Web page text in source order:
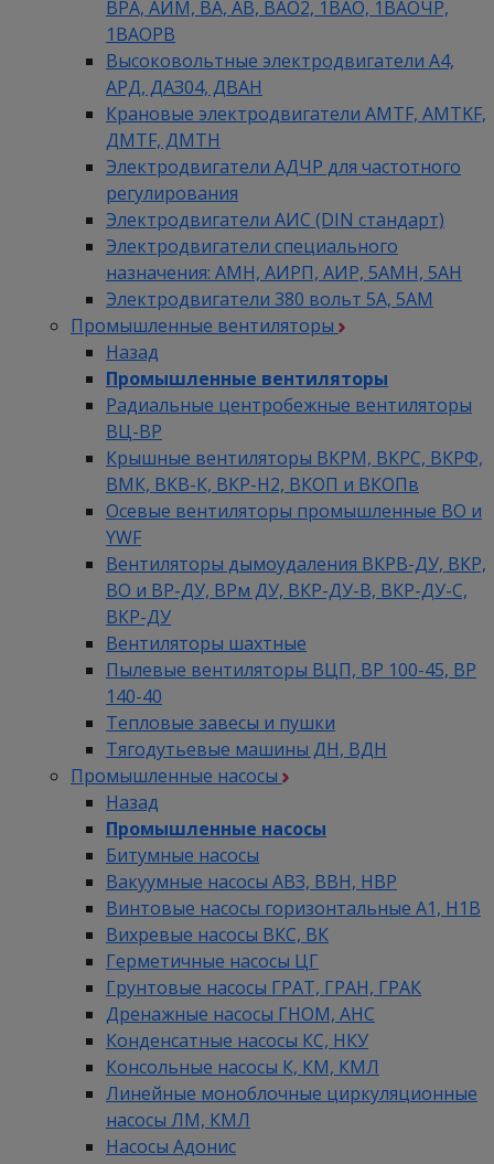
ВРА, АИМ, ВА, АВ, ВАO2, 1ВАО, 1ВАОЧР,
1ВАОРВ
Высоковольтные электродвигатели A4,
АРД, ДАЗ04, ДВАН
Крановые электродвигатели AMTF, AMTKF,
ДMTF, ДМТН
Электродвигатели АДЧР для частотного
регулирования
Электродвигатели АИС (DIN стандарт)
Электродвигатели специального
назначения: АМН, АИРП, АИР, 5АМН, 5АН
Электродвигатели 380 вольт 5А, 5АМ
Промышленные вентиляторы
Назад
Промышленные вентиляторы
Радиальные центробежные вентиляторы
ВЦ-ВР
Крышные вентиляторы ВКРМ, ВКРС, ВКРФ,
ВМК, ВКВ-К, ВКР-Н2, ВКОП и ВКОПв
Осевые вентиляторы промышленные ВО и
YWF
Вентиляторы дымоудаления ВКРВ-ДУ, ВКР,
ВО и ВР-ДУ, ВРм ДУ, ВКР-ДУ-В, ВКР-ДУ-С,
ВКР-ДУ
Вентиляторы шахтные
Пылевые вентиляторы ВЦП, ВР 100-45, ВР
140-40
Тепловые завесы и пушки
Тягодутьевые машины ДН, ВДН
Промышленные насосы
Назад
Промышленные насосы
Битумные насосы
Вакуумные насосы АВЗ, ВВН, НВР
Винтовые насосы горизонтальные А1, Н1В
Вихревые насосы ВКС, ВК
Герметичные насосы ЦГ
Грунтовые насосы ГРАТ, ГРАН, ГРАК
Дренажные насосы ГНОМ, АНС
Конденсатные насосы КС, НКУ
Консольные насосы К, КМ, КМЛ
Линейные моноблочные циркуляционные
насосы ЛМ, КМЛ
Насосы Адонис